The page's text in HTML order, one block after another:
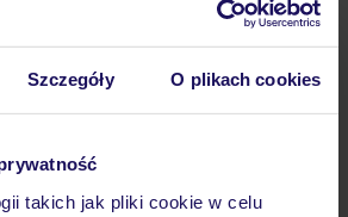
Szczegóły O plikach cookies
takich jak pliki cookie w celu